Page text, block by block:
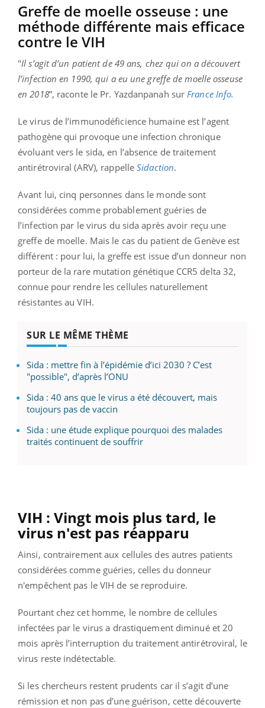
Greffe de moelle osseuse : une
méthode différente mais efficace
contre le VIH
"Il s’agit d’un patient de 49 ans, chez qui on a découvert
l’infection en 1990, qui a eu une greffe de moelle osseuse
en 2018”, raconte le Pr. Yazdanpanah sur France Info.
Le virus de l’immunodéficience humaine est l’agent
pathogène qui provoque une infection chronique
évoluant vers le sida, en l’absence de traitement
antirétroviral (ARV), rappelleSidaction.
Avant lui, cinq personnes dans le monde sont
considérées comme probablement guéries de
l’infection par le virus du sida après avoir reçu une
greffe de moelle. Mais le cas du patient de Genève est
différent : pour lui, la greffe est issue d’un donneur non
porteur de la rare mutation génétique CCR5 delta 32,
connue pour rendre les cellules naturellement
résistantes au VIH.
SUR LE MÊME THÈME
Sida : mettre fin à l’épidémie d’ici 2030 ? C’est
"possible", d’après l’ONU
Sida : 40 ans que le virus a été découvert, mais
toujours pas de vaccin
Sida : une étude explique pourquoi des malades
traités continuent de souffrir
VIH : Vingt mois plus tard, le
virus n'est pas réapparu
Ainsi, contrairement aux cellules des autres patients
considérées comme guéries, celles du donneur
n'empêchent pas le VIH de se reproduire.
Pourtant chez cet homme, le nombre de cellules
infectées par le virus a drastiquement diminué et 20
mois après l’interruption du traitement antirétroviral, le
virus reste indétectable.
Si les chercheurs restent prudents car il s’agit d’une
rémission et non pas d’une guérison, cette découverte